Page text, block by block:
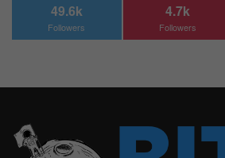
49.6k
Followers
4.7k
Followers